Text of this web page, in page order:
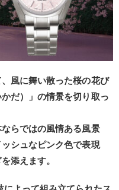
風に舞い散った桜の花び
だ）」の情景を切り取っ
らではの風情ある風景
シュなピンク色で表現
添えます。